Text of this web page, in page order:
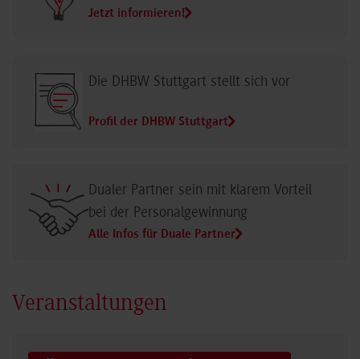
Jetzt informieren!
Die DHBW Stuttgart stellt sich vor
Profil der DHBW Stuttgart
Dualer Partner sein mit klarem Vorteil
bei der Personalgewinnung
Alle Infos für Duale Partner
Veranstaltungen